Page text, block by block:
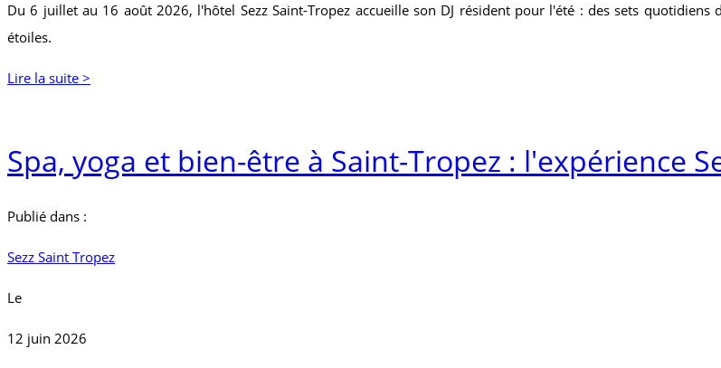
Du 6 juillet au 16 août 2026, l'hôtel Sezz Saint-Tropez accueille son DJ résident pour l'été : des sets
étoiles.
Lire la suite >
Spa, yoga et bien-être à Saint-Tropez : l'expérience
Publié dans :
Sezz Saint Tropez
Le
12 juin 2026